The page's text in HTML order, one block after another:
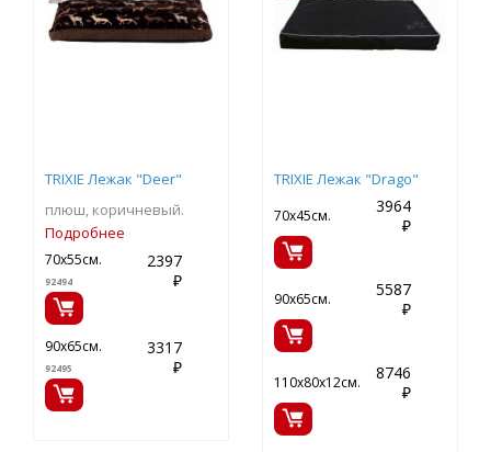
TRIXIE Лежак "Deer"
плюш, коричневый.
Подробнее
70х55см.
92494
2397
₽
90х65см.
92495
3317
₽
TRIXIE Лежак "Drago"
70х45см.
3964
₽
90х65см.
5587
₽
110х80х12см.
8746
₽